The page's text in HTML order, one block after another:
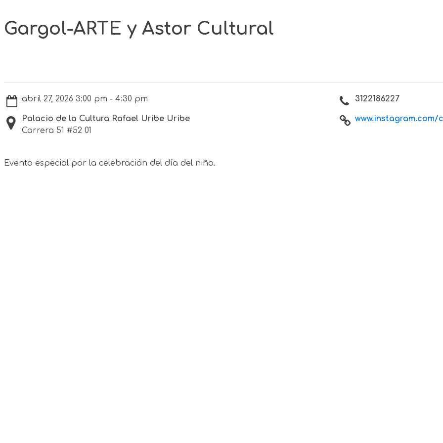
Gargol-ARTE y Astor Cultural
abril 27, 2026 3:00 pm - 4:30 pm
Palacio de la Cultura Rafael Uribe Uribe
Carrera 51 #52 01
3122186227
www.instagram.com/
Evento especial por la celebración del día del niño.